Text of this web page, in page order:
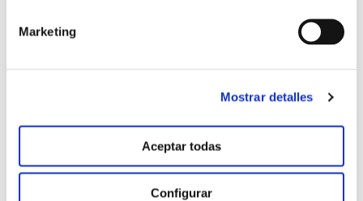
Marketing
Mostrar detalles
Aceptar todas
Configurar